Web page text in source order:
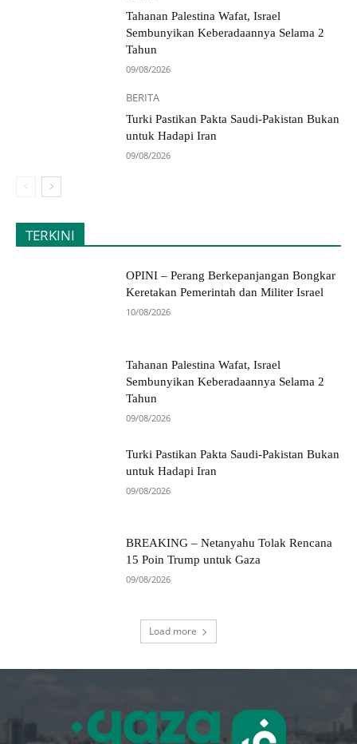
Tahanan Palestina Wafat, Israel
Sembunyikan Keberadaannya Selama 2
Tahun
09/08/2026
BERITA
Turki Pastikan Pakta Saudi-Pakistan Bukan
untuk Hadapi Iran
09/08/2026
TERKINI
OPINI – Perang Berkepanjangan Bongkar
Keretakan Pemerintah dan Militer Israel
10/08/2026
Tahanan Palestina Wafat, Israel
Sembunyikan Keberadaannya Selama 2
Tahun
09/08/2026
Turki Pastikan Pakta Saudi-Pakistan Bukan
untuk Hadapi Iran
09/08/2026
BREAKING – Netanyahu Tolak Rencana
15 Poin Trump untuk Gaza
09/08/2026
Load more